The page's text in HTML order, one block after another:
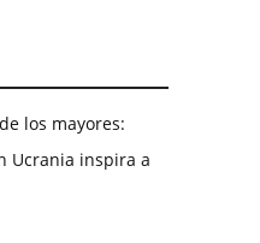
los mayores:
Ucrania inspira a